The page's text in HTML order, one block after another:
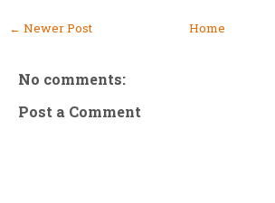
← Newer Post Home
No comments:
Post a Comment